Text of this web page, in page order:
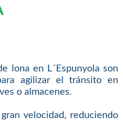
lona en L´Espunyola son
agilizar el tránsito en
o almacenes.
velocidad, reduciendo